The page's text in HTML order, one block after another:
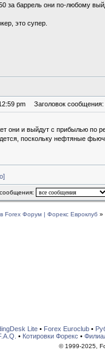
за баррель они по-любому
это супер.
pm Заголовок сообщения:
они и выйдут с прибылью по
поскольку нефтяные
Forex Форум | Форекс Евроклуб »
Lite• Forex Euroclub•
• Котировки Форекс •
© 1999-2025,